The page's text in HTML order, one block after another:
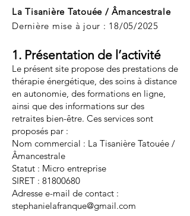
La Tisanière Tatouée / Âmancestrale
Dernière mise à jour : 18/05/2025
1. Présentation de l’activité
Le présent site propose des prestations de
thérapie énergétique, des soins à distance
en autonomie, des formations en ligne,
ainsi que des informations sur des
retraites bien-être. Ces services sont
proposés par :
Nom commercial : La Tisanière Tatouée /
Âmancestrale
Statut : Micro entreprise
SIRET : 81800680
Adresse e-mail de contact :
stephanielafranque@gmail.com